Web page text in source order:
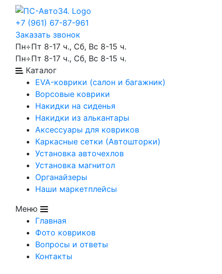
+7 (961) 67-87-961
Заказать звонок
Пн÷Пт 8-17 ч., Сб, Вс 8-15 ч.
Пн÷Пт 8-17 ч., Сб, Вс 8-15 ч.
Каталог
EVA-коврики (салон и багажник)
Ворсовые коврики
Накидки на сиденья
Накидки из алькантары
Аксессуары для ковриков
Каркасные сетки (Автошторки)
Установка авточехлов
Установка магнитол
Органайзеры
Наши маркетплейсы
Меню
Главная
Фото ковриков
Вопросы и ответы
Контакты